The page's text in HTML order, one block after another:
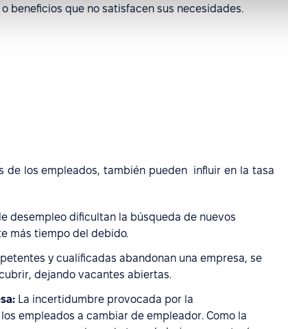
beneficios que no satisfacen sus necesidades.
de los empleados, también pueden influir en la tasa
desempleo dificultan la búsqueda de nuevos
más tiempo del debido.
y cualificadas abandonan una empresa, se
dejando vacantes abiertas.
La incertidumbre provocada por la
empleados a cambiar de empleador. Como la